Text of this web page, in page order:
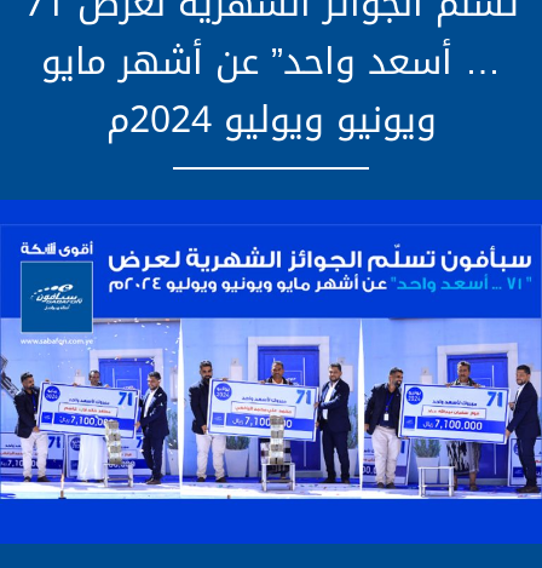
… أسعد واحد” عن أشهر مايو
ويونيو ويوليو 2024م